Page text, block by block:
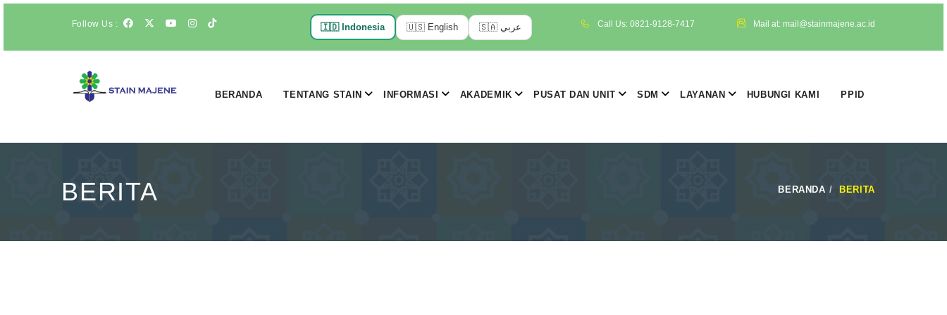
Follow Us : 🇮🇩Indonesia 🇺🇸English 🇸🇦 عربي Call Us: 0821-9128-7417 Mail at: mail@stainmajene.ac.id
BERANDA TENTANG STAIN INFORMASI AKADEMIK PUSAT DAN UNIT SDM LAYANAN HUBUNGI KAMI PPID
BERITA BERANDA BERITA